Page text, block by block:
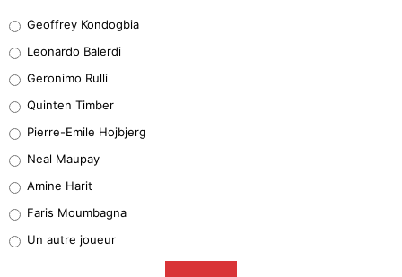
38%
32%
5%
1%
9%
Geoffrey Kondogbia
Leonardo Balerdi
Geronimo Rulli
Quinten Timber
Pierre-Emile Hojbjerg
Neal Maupay
Amine Harit
Faris Moumbagna
Un autre joueur